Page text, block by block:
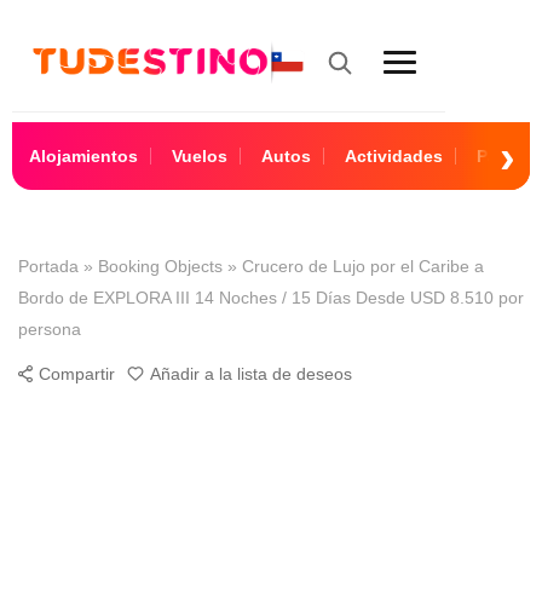
Alojamientos Vuelos Autos Actividades
Portada » Booking Objects » Crucero de Lujo por el Caribe a
Bordo de EXPLORA III 14 Noches / 15 Días Desde USD 8.510 por
persona
Compartir Añadir a la lista de deseos